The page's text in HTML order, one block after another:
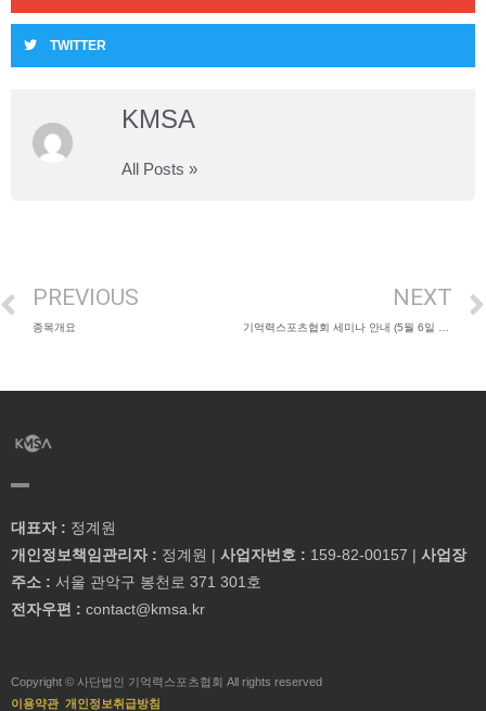
TWITTER
KMSA
All Posts »
PREVIOUS
종목개요
NEXT
대표자 : 정계원
개인정보책임관리자 : 정계원 | 사업자번호 : 159-82-00157 | 사업장
주소 : 서울 관악구 봉천로 371 301호
전자우편 : contact@kmsa.kr
Copyright © 사단법인 기억력스포츠협회 All rights reserved
이용약관 개인정보취급방침